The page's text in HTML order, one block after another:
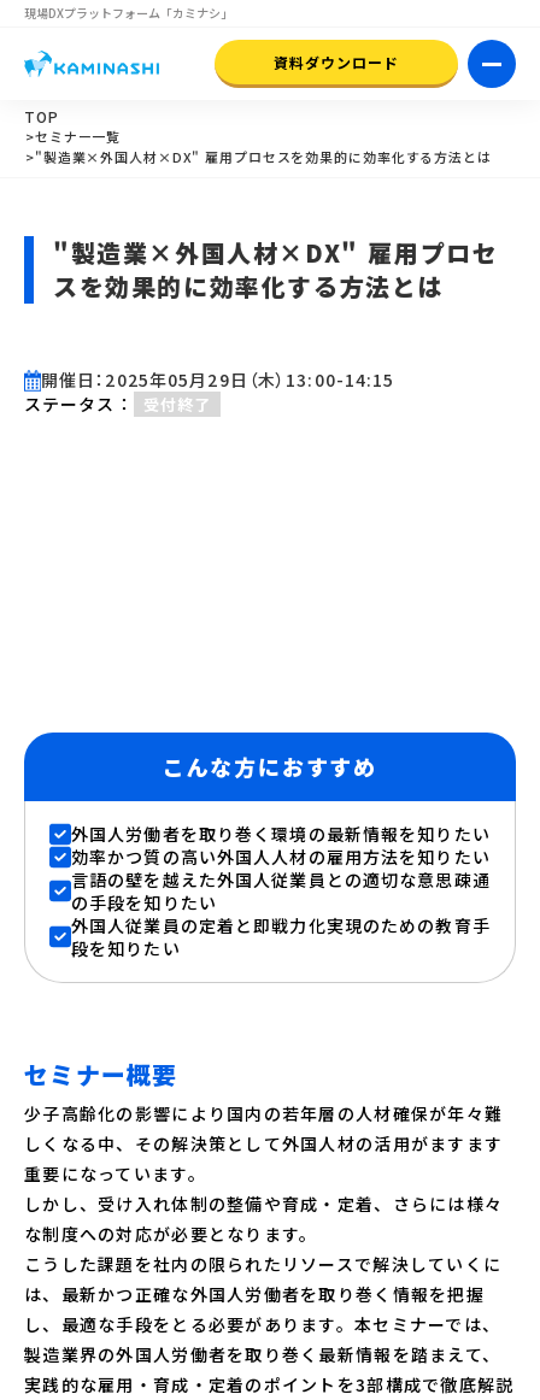
現場DXプラットフォーム 「カミナシ」
資料ダウンロード
TOP
>セミナー一覧
>"製造業×外国人材×DX" 雇用プロセスを効果的に効率化する方法とは
"製造業×外国人材×DX" 雇用プロセ
スを効果的に効率化する方法とは
開催日：2025年05月29日（木）13:00-14:15
ステータス：
受付終了
こんな方におすすめ
外国人労働者を取り巻く環境の最新情報を知りたい
効率かつ質の高い外国人人材の雇用方法を知りたい
言語の壁を越えた外国人従業員との適切な意思疎通
の手段を知りたい
外国人従業員の定着と即戦力化実現のための教育手
段を知りたい
セミナー概要
少子高齢化の影響により国内の若年層の人材確保が年々難
しくなる中、その解決策として外国人材の活用がますます
重要になっています。
しかし、受け入れ体制の整備や育成・定着、さらには様々
な制度への対応が必要となります。
こうした課題を社内の限られたリソースで解決していくに
は、最新かつ正確な外国人労働者を取り巻く情報を把握
し、最適な手段をとる必要があります。本セミナーでは、
製造業界の外国人労働者を取り巻く最新情報を踏まえて、
実践的な雇用・育成・定着のポイントを3部構成で徹底解説